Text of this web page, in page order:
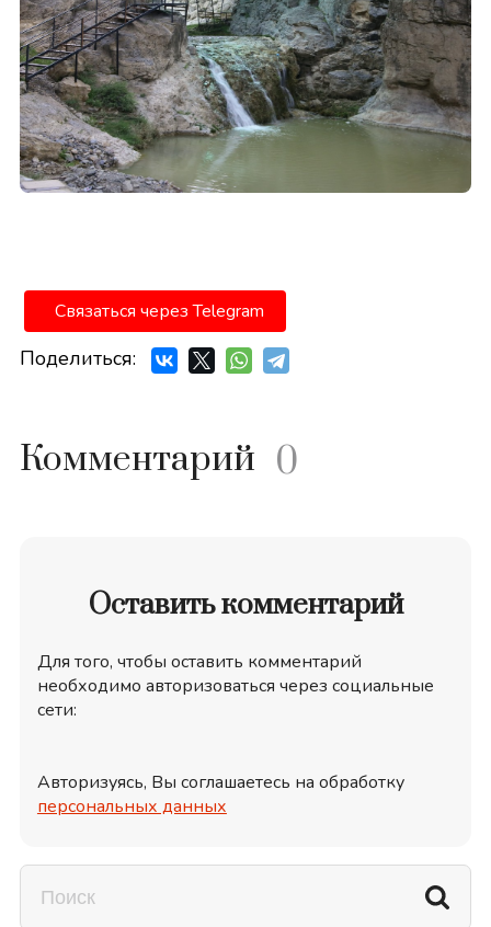
Связаться через Telegram
Поделиться:
Комментарий 0
Оставить комментарий
Для того, чтобы оставить комментарий
необходимо авторизоваться через социальные
сети:
Авторизуясь, Вы соглашаетесь на обработку
персональных данных